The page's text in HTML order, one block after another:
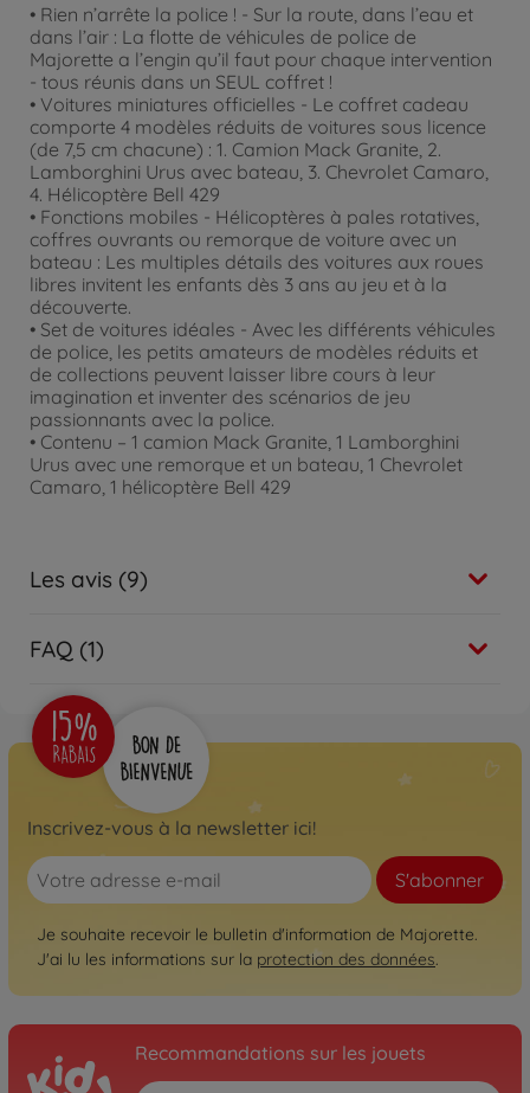
• Rien n’arrête la police ! - Sur la route, dans l’eau et
dans l’air : La flotte de véhicules de police de
Majorette a l’engin qu’il faut pour chaque intervention
- tous réunis dans un SEUL coffret !
• Voitures miniatures officielles - Le coffret cadeau
comporte 4 modèles réduits de voitures sous licence
(de 7,5 cm chacune) : 1. Camion Mack Granite, 2.
Lamborghini Urus avec bateau, 3. Chevrolet Camaro,
4. Hélicoptère Bell 429
• Fonctions mobiles - Hélicoptères à pales rotatives,
coffres ouvrants ou remorque de voiture avec un
bateau : Les multiples détails des voitures aux roues
libres invitent les enfants dès 3 ans au jeu et à la
découverte.
• Set de voitures idéales - Avec les différents véhicules
de police, les petits amateurs de modèles réduits et
de collections peuvent laisser libre cours à leur
imagination et inventer des scénarios de jeu
passionnants avec la police.
• Contenu – 1 camion Mack Granite, 1 Lamborghini
Urus avec une remorque et un bateau, 1 Chevrolet
Camaro, 1 hélicoptère Bell 429
Les avis (9)
FAQ (1)
Inscrivez-vous à la newsletter ici!
S'abonner
Je souhaite recevoir le bulletin d'information de Majorette.
J'ai lu les informations sur la protection des données.
Recommandations sur les jouets